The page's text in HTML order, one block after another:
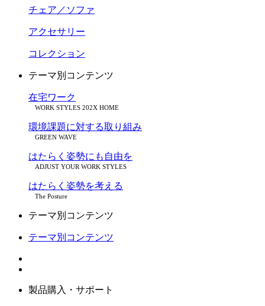
チェア／ソファ
アクセサリー
コレクション
テーマ別コンテンツ
在宅ワーク
WORK STYLES 202X HOME
環境課題に対する取り組み
GREEN WAVE
はたらく姿勢にも自由を
ADJUST YOUR WORK STYLES
はたらく姿勢を考える
The Posture
テーマ別コンテンツ
テーマ別コンテンツ
製品購入・サポート